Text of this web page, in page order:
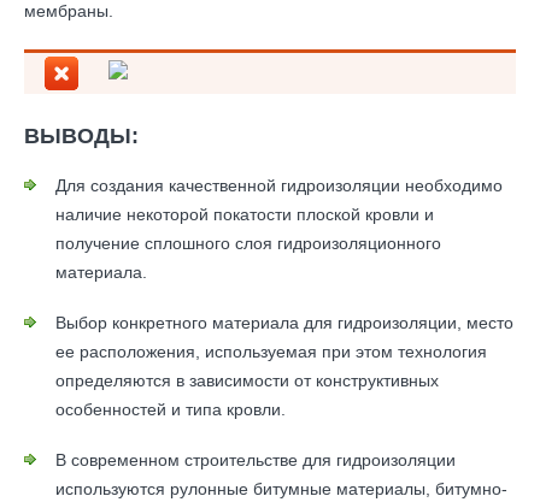
мембраны.
ВЫВОДЫ:
Для создания качественной гидроизоляции необходимо
наличие некоторой покатости плоской кровли и
получение сплошного слоя гидроизоляционного
материала.
Выбор конкретного материала для гидроизоляции, место
ее расположения, используемая при этом технология
определяются в зависимости от конструктивных
особенностей и типа кровли.
В современном строительстве для гидроизоляции
используются рулонные битумные материалы, битумно-